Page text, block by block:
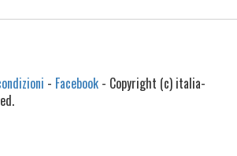
- Facebook - Copyright (c) italia-